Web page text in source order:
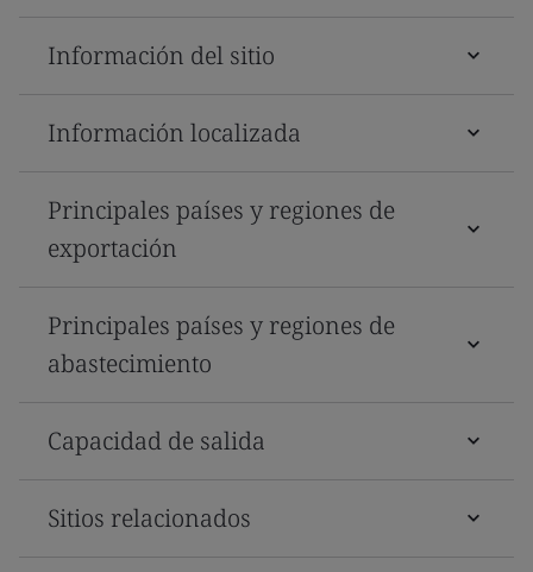
Información del sitio
Información localizada
Principales países y regiones de
exportación
Principales países y regiones de
abastecimiento
Capacidad de salida
Sitios relacionados